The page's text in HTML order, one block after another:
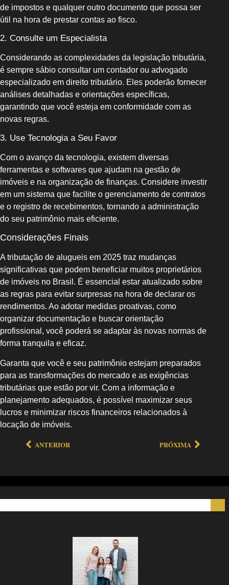
de impostos e qualquer outro documento que possa ser
útil na hora de prestar contas ao fisco.
2. Consulte um Especialista
Considerando as complexidades da legislação tributária,
é sempre sábio consultar um contador ou advogado
especializado em direito tributário. Eles poderão fornecer
análises detalhadas e orientações específicas,
garantindo que você esteja em conformidade com as
novas regras.
3. Use Tecnologia a Seu Favor
Com o avanço da tecnologia, existem diversas
ferramentas e softwares que ajudam na gestão de
imóveis e na organização de finanças. Considere investir
em um sistema que facilite o gerenciamento de contratos
e o registro de recebimentos, tornando a administração
do seu patrimônio mais eficiente.
Considerações Finais
A tributação de alugueis em 2025 traz mudanças
significativas que podem beneficiar muitos proprietários
de imóveis no Brasil. É essencial estar atualizado sobre
as regras para evitar surpresas na hora de declarar os
rendimentos. Ao adotar medidas proativas, como
organizar documentação e buscar orientação
profissional, você poderá se adaptar às novas normas de
forma tranquila e eficaz.
Garanta que você e seu patrimônio estejam preparados
para as transformações do mercado e as exigências
tributárias que estão por vir. Com a informação e
planejamento adequados, é possível maximizar seus
lucros e minimizar riscos financeiros relacionados à
locação de imóveis.
ANTERIOR PRÓXIMA